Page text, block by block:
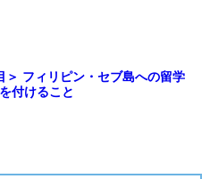
＞ フィリピン・セブ島への留学
付けること